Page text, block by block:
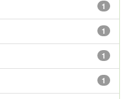
1
1
1
1